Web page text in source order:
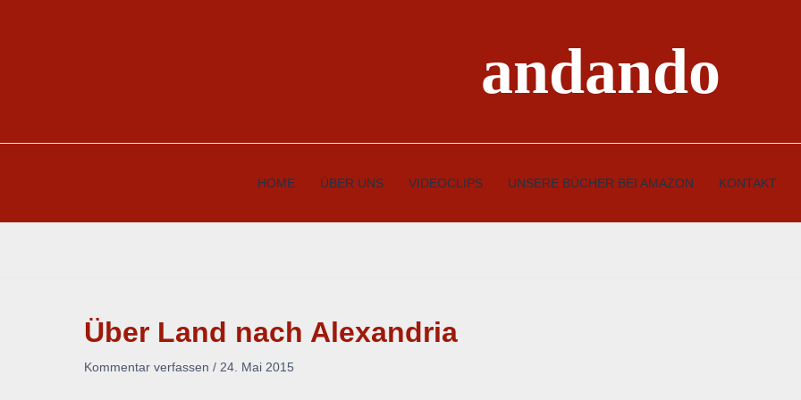
andando
HOME ÜBER UNS VIDEOCLIPS UNSERE BÜCHER BEI AMAZON KONTAKT
Über Land nach Alexandria
Kommentar verfassen / 24. Mai 2015